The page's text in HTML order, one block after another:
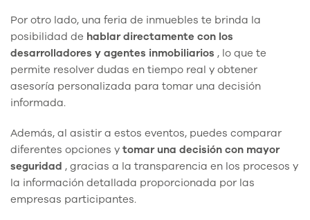
Por otro lado, una feria de inmuebles te brinda la
posibilidad de hablar directamente con los
desarrolladores y agentes inmobiliarios , lo que te
permite resolver dudas en tiempo real y obtener
asesoría personalizada para tomar una decisión
informada.
Además, al asistir a estos eventos, puedes comparar
diferentes opciones y tomar una decisión con mayor
seguridad , gracias a la transparencia en los procesos y
la información detallada proporcionada por las
empresas participantes.